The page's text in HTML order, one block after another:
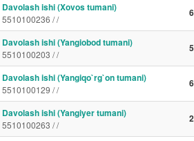
Davolash ishi (Xovos tumani)
5510100236 / /
Davolash ishi (Yangiobod tumani)
5510100203 / /
Davolash ishi (Yangiqo`rg`on tumani)
5510100129 / /
Davolash ishi (Yangiyer tumani)
5510100263 / /